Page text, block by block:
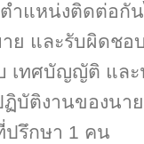
ำแหน่งติดต่อกัน
และรับผิดชอ
เทศบัญญัติ แล
บัติงานของนา
ปรึกษา 1 คน